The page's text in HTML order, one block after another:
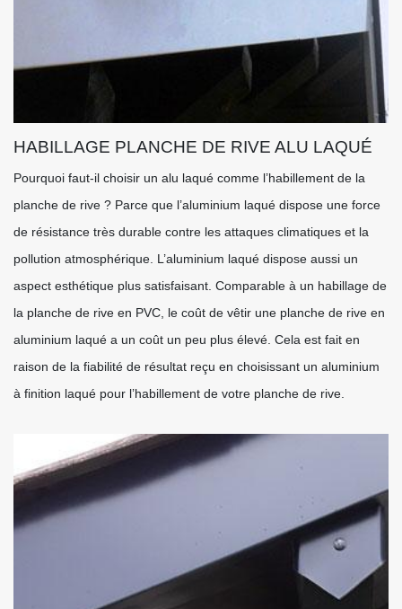
HABILLAGE PLANCHE DE RIVE ALU LAQUÉ
Pourquoi faut-il choisir un alu laqué comme l’habillement de la
planche de rive ? Parce que l’aluminium laqué dispose une force
de résistance très durable contre les attaques climatiques et la
pollution atmosphérique. L’aluminium laqué dispose aussi un
aspect esthétique plus satisfaisant. Comparable à un habillage de
la planche de rive en PVC, le coût de vêtir une planche de rive en
aluminium laqué a un coût un peu plus élevé. Cela est fait en
raison de la fiabilité de résultat reçu en choisissant un aluminium
à finition laqué pour l’habillement de votre planche de rive.